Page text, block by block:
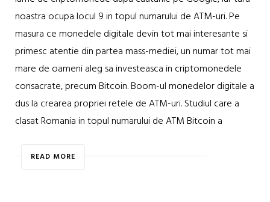
noastra ocupa locul 9 in topul numarului de ATM-uri. Pe
masura ce monedele digitale devin tot mai interesante si
primesc atentie din partea mass-mediei, un numar tot mai
mare de oameni aleg sa investeasca in criptomonedele
consacrate, precum Bitcoin. Boom-ul monedelor digitale a
dus la crearea propriei retele de ATM-uri. Studiul care a
clasat Romania in topul numarului de ATM Bitcoin a
READ MORE